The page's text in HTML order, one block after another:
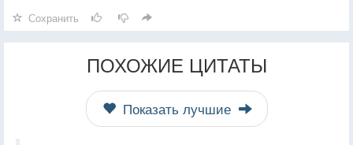
Сохранить
ПОХОЖИЕ ЦИТАТЫ
Показать лучшие